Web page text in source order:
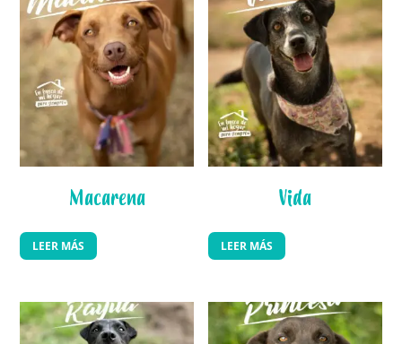
Macarena
LEER MÁS
Vida
LEER MÁS